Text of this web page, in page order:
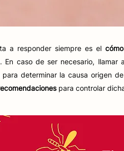
a responder siempre es el
En caso de ser necesario,
para determinar la causa origen
para controlar